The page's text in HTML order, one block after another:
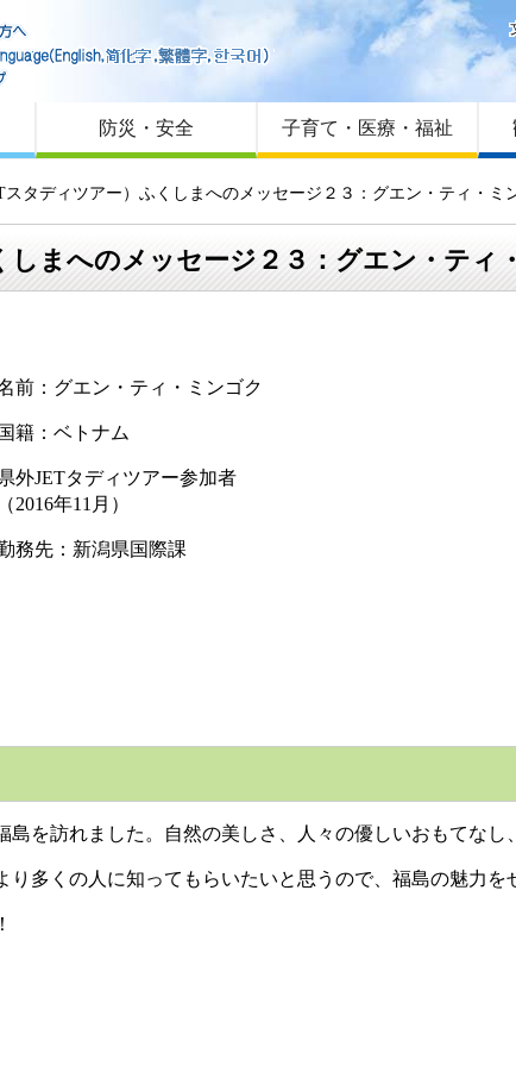
はじめての方へ
Foreign language
サイトマップ
防災・安全 子育て・医療・福祉
スタディツアー）ふくしまへのメッセージ２３：グエン・ティ・ミ
しまへのメッセージ２３：グエン・ティ
前：グエン・ティ・ミンゴク
国籍：ベトナム
外JETタディツアー参加者
（2016年11月）
務先：新潟県国際課
を訪れました。自然の美しさ、人々の優しいおもてなし
多くの人に知ってもらいたいと思うので、福島の魅力を